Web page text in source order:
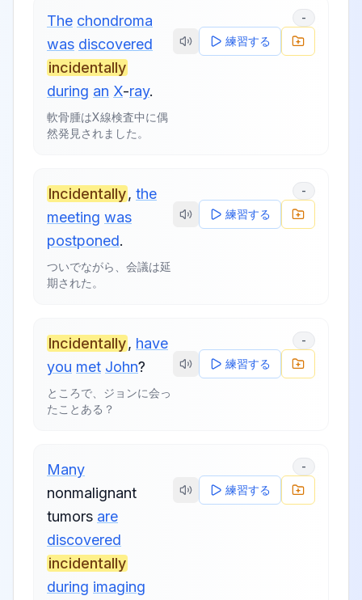
The chondroma
was discovered
incidentally
during an X-ray.
軟骨腫はX線検査中に偶
然発見されました。
-
練習する
Incidentally, the
meeting was
postponed.
ついでながら、会議は延
期された。
-
練習する
Incidentally, have
you met John?
ところで、ジョンに会っ
たことある？
-
練習する
Many
nonmalignant
tumors are
discovered
incidentally
during imaging
-
練習する